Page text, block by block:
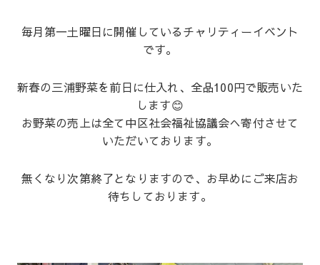
毎月第一土曜日に開催しているチャリティーイベント
です。
新春の三浦野菜を前日に仕入れ、全品100円で販売いた
します😊
お野菜の売上は全て中区社会福祉協議会へ寄付させて
いただいております。
無くなり次第終了となりますので、お早めにご来店お
待ちしております。